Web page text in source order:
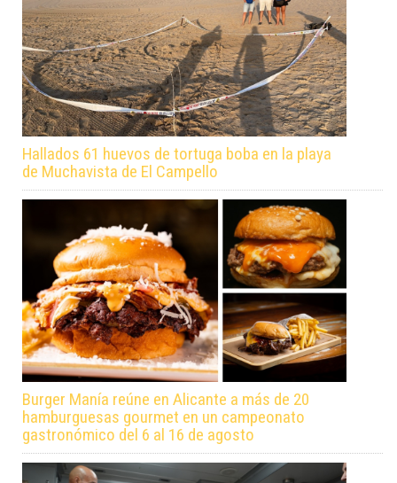
Hallados 61 huevos de tortuga boba en la playa
de Muchavista de El Campello
Burger Manía reúne en Alicante a más de 20
hamburguesas gourmet en un campeonato
gastronómico del 6 al 16 de agosto